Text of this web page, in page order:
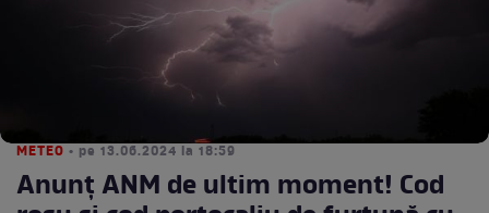
METEO • pe 13.06.2024 la 18:59
Anunț ANM de ultim moment! Cod